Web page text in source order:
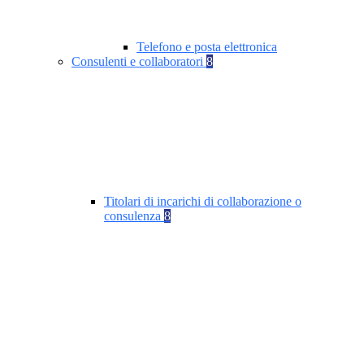
Telefono e posta elettronica
Consulenti e collaboratori 8
Titolari di incarichi di collaborazione o
consulenza 8